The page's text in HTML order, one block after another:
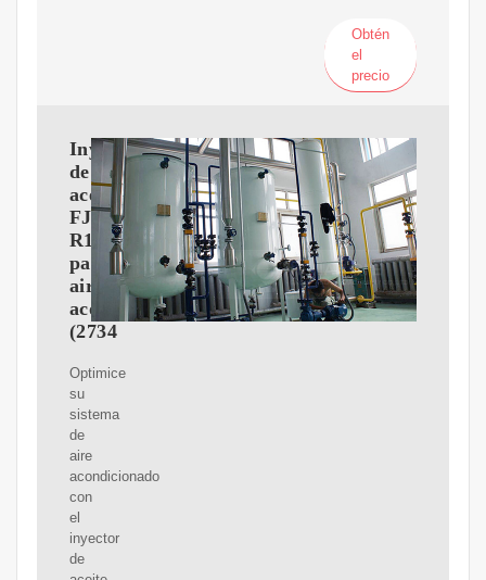
Obtén
el
precio
Inyector
de
aceite
FJC
R134a
para
aire
acondicionado
(2734
Optimice
su
sistema
de
aire
acondicionado
con
el
inyector
de